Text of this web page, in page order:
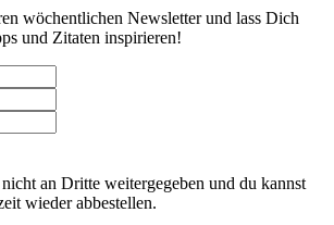
wöchentlichen Newsletter und lass Dich
und Zitaten inspirieren!
an Dritte weitergegeben und du kannst
wieder abbestellen.